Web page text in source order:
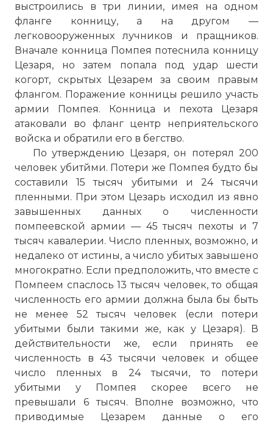
выстроились в три линии, имея на одном
фланге конницу, а на другом —
легковооруженных лучников и пращников.
Вначале конница Помпея потеснила конницу
Цезаря, но затем попала под удар шести
когорт, скрытых Цезарем за своим правым
флангом. Поражение конницы решило участь
армии Помпея. Конница и пехота Цезаря
атаковали во фланг центр неприятельского
войска и обратили его в бегство.
По утверждению Цезаря, он потерял 200
человек убитйми. Потери же Помпея будто бы
составили 15 тысяч убитыми и 24 тысячи
пленными. При этом Цезарь исходил из явно
завышенных данных о численности
помпеевской армии — 45 тысяч пехоты и 7
тысяч кавалерии. Число пленных, возможно, и
недалеко от истины, а число убитых завышено
многократно. Если предположить, что вместе с
Помпеем спаслось 13 тысяч человек, то общая
численность его армии должна была бы быть
не менее 52 тысяч человек (если потери
убитыми были такими же, как у Цезаря). В
действительности же, если принять ее
численность в 43 тысячи человек и общее
число пленных в 24 тысячи, то потери
убитыми у Помпея скорее всего не
превышали 6 тысяч. Вполне возможно, что
приводимые Цезарем данные о его